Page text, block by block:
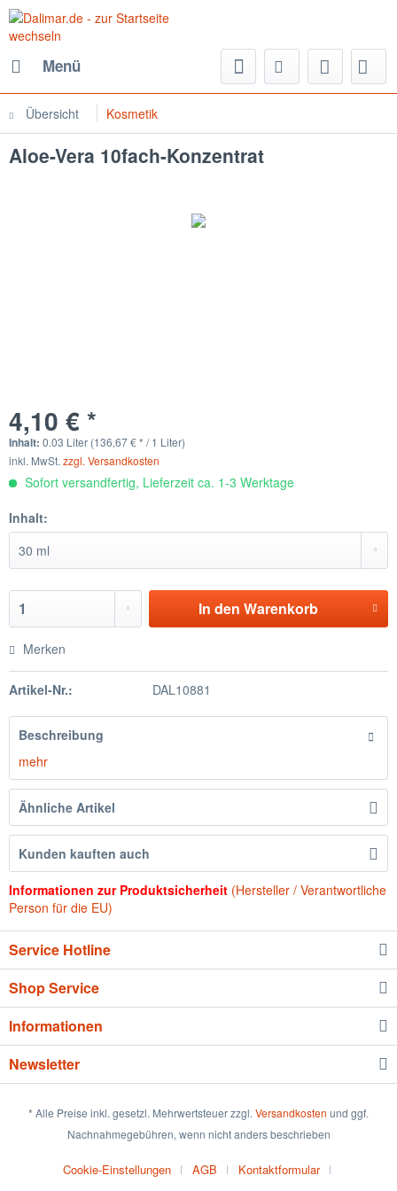
Menü
Übersicht Kosmetik
Aloe-Vera 10fach-Konzentrat
4,10 € *
Inhalt: 0.03 Liter (136,67 € * / 1 Liter)
inkl. MwSt. zzgl. Versandkosten
Sofort versandfertig, Lieferzeit ca. 1-3 Werktage
Inhalt:
In den Warenkorb
Merken
Artikel-Nr.: DAL10881
Beschreibung
mehr
Ähnliche Artikel
Kunden kauften auch
Informationen zur Produktsicherheit (Hersteller / Verantwortliche
Person für die EU)
Service Hotline
Shop Service
Informationen
Newsletter
* Alle Preise inkl. gesetzl. Mehrwertsteuer zzgl. Versandkosten und ggf.
Nachnahmegebühren, wenn nicht anders beschrieben
Cookie-Einstellungen AGB Kontaktformular